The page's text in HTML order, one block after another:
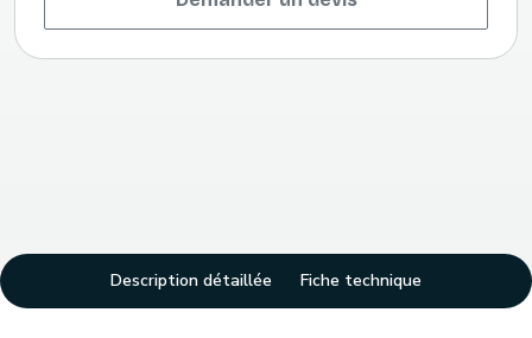
Description détaillée Fiche technique